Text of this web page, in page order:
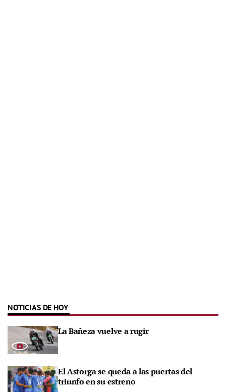
NOTICIAS DE HOY
La Bañeza vuelve a rugir
El Astorga se queda a las puertas del
triunfo en su estreno